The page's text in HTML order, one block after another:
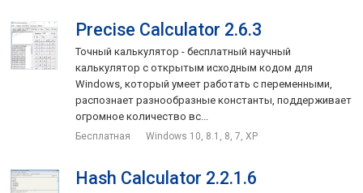
Precise Calculator 2.6.3
Точный калькулятор - бесплатный научный
калькулятор с открытым исходным кодом для
Windows, который умеет работать с переменными,
распознает разнообразные константы, поддерживает
огромное количество вс...
Бесплатная Windows 10, 8.1, 8, 7, XP
Hash Calculator 2.2.1.6